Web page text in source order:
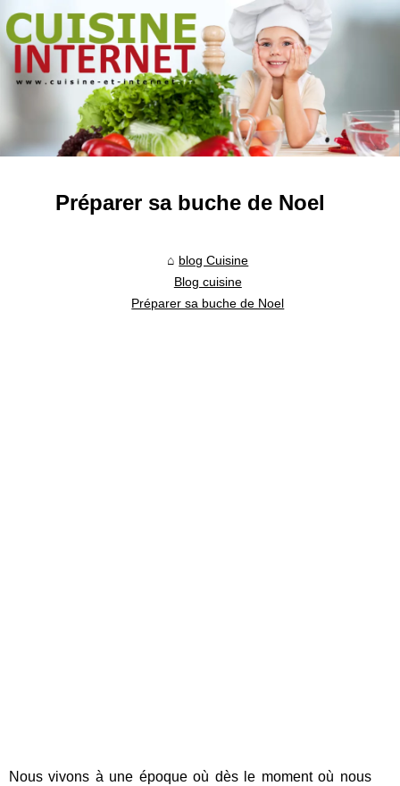
Préparer sa buche de Noel
blog Cuisine
Blog cuisine
Préparer sa buche de Noel
Nous vivons à une époque où dès le moment où nous